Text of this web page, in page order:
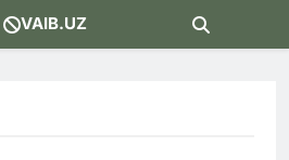
VAIB.UZ